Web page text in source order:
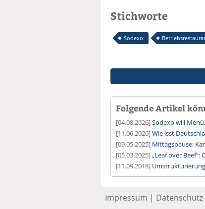
Stichworte
Sodexo
Folgende Artikel
[04.08.2026]Sodexo will
[11.06.2026]Wie isst
[09.05.2025] Mittagspause:
[05.03.2025]„Leaf over
[11.09.2018]
Impressum | Datenschutz